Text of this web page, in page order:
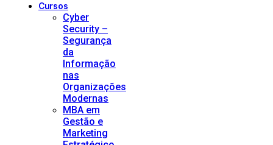
Cursos
Cyber
Security –
Segurança
da
Informação
nas
Organizações
Modernas
MBA em
Gestão e
Marketing